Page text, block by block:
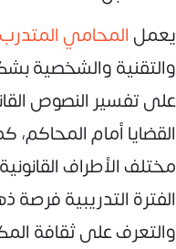
يعمل المحامي المتدرب
والتقنية والشخصية
على تفسير النصوص
القضايا أمام
مختلف الأطراف
الفترة التدريبية فرصة
والتعرف على ثقافة